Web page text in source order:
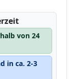
von 24
in ca. 2-3